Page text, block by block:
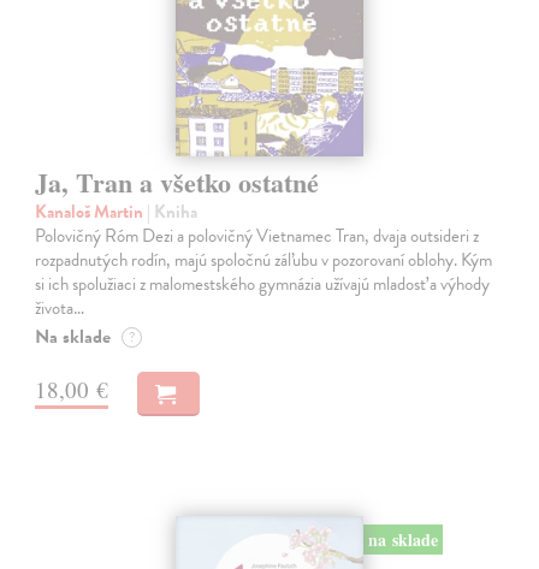
Ja, Tran a všetko ostatné
Kanaloš Martin | Kniha
Polovičný Róm Dezi a polovičný Vietnamec Tran, dvaja outsideri z
rozpadnutých rodín, majú spoločnú záľubu v pozorovaní oblohy. Kým
si ich spolužiaci z malomestského gymnázia užívajú mladosť a výhody
života…
Na sklade ?
18,00 €
na sklade